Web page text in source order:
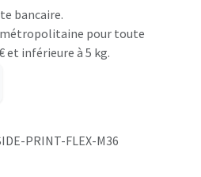
bancaire.
métropolitaine pour toute
et inférieure à 5 kg.
PRINT-FLEX-M36